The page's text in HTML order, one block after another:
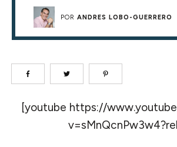
PORANDRES LOBO-GUERRERO
[youtube https://